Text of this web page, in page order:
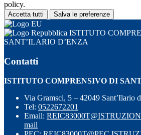
policy.
Accetta tutti Salva le preferenze
ISTITUTO
SANT’ILARIO D’ENZA
Contatti
ISTITUTO COMPRENSIVO DI
Via Gramsci, 5 – 42049 Sant’Ilario
Tel: 0522672201
Email:
mail